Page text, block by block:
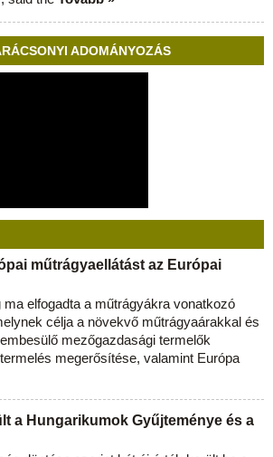
ADOMÁNYOZÁS
műtrágyaellátást az Európai
elfogadta a műtrágyákra vonatkozó
célja a növekvő műtrágyaárakkal és
mezőgazdasági termelők
megerősítése, valamint Európa
a Hungarikumok Gyűjteménye és a